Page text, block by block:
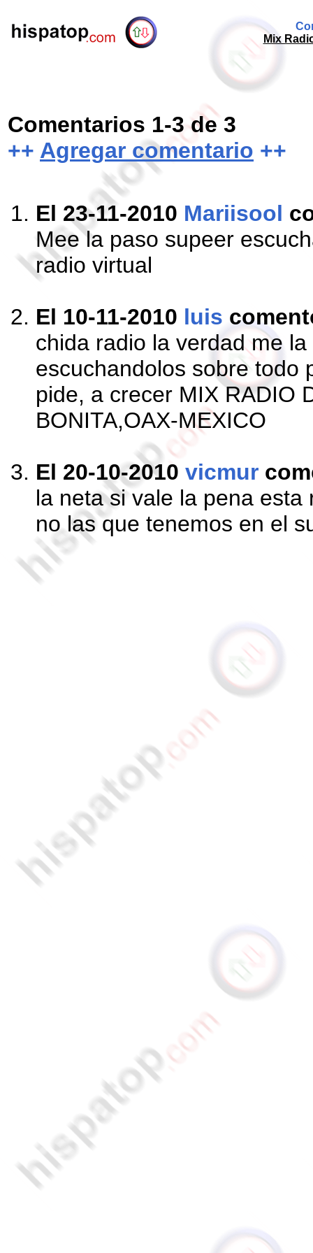
Mix
Comentarios 1-3 de 3
++ Agregar comentario ++
El 23-11-2010 Mariisool
Mee la paso supeer
radio virtual
El 10-11-2010 luis
chida radio la verdad me
escuchandolos sobre todo
pide, a crecer MIX RADIO
BONITA,OAX-MEXICO
El 20-10-2010 vicmur
la neta si vale la pena
no las que tenemos en el